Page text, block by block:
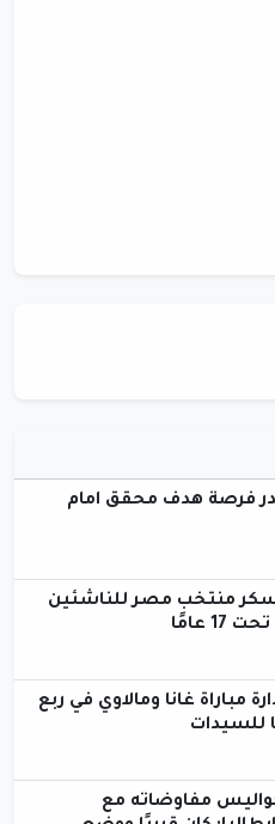
فرصة هدف محقق امام
منتخب مصر للناشئين
عامًا
مباراة غانا ومالاوي في ربع
للسيدات
مفاوضاته مع